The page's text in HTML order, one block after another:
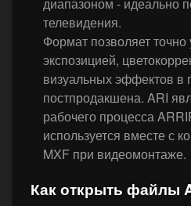
телевидения.
Формат позволяет точно
экспозицией,
визуальных эффектов в
постпродакшена. ARI
рабочего процесса
используется вместе с
MXF при видеомонтаже.
Как открыть файлы